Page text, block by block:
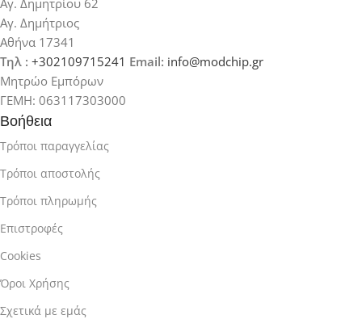
Αγ. Δημήτριος
Αθήνα 17341
Τηλ : +302109715241 Email: info@modchip.gr
Μητρώο Εμπόρων
ΓΕΜΗ: 063117303000
Βοήθεια
Τρόποι παραγγελίας
Τρόποι αποστολής
Τρόποι πληρωμής
Επιστροφές
Cookies
Όροι Χρήσης
Σχετικά με εμάς